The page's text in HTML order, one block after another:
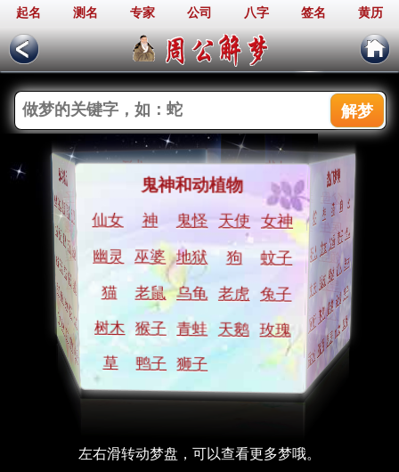
起名 测名 专家 公司 八字 签名 黄历
周公解梦
热门梦境
神 猫 狗 火
死人少女父母妻子情人
丈夫朋友裸体打人树木
厕所飞机春梦金钱房子
香水流泪乳房仙女鬼怪
人物
老师
情人
小孩
兄弟
医生
和尚
女人
丈夫
同学
领导
同事
小偷
少女
军队
导师
英雄
人群
男孩
生活
告白
爱人
妻子
发誓
遗弃
私奔
抛弃
金钱
婚礼
学校
表扬
惩罚
打架
强盗
比赛
监狱
音乐
身体和物品
裸体身体头发耳朵流泪
心脏肚子拔牙衣服钱包
行李开车汽车帽子钥匙
手机拖鞋吉他钻石匕首
飞机香水剪刀首饰镜子
鬼神和动植物
仙女 神 鬼怪 天使 女神
幽灵 巫婆 地狱 狗 蚊子
猫 老鼠 乌龟 老虎 兔子
树木 猴子 青蛙 天鹅 玫瑰
草 鸭子 狮子
左右滑转动梦盘，可以查看更多梦哦。